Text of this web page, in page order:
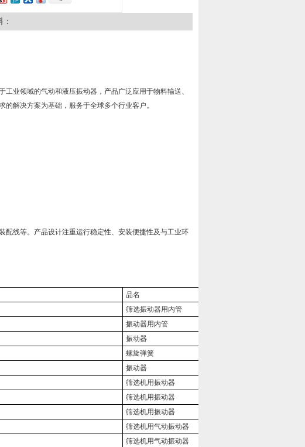
业领域的气动和液压振动器，产品广泛应用于物料输送、
的解决方案为基础，服务于全球多个行业客户。
配线等。产品设计注重运行稳定性、安装便捷性及与工业环
品名
筛选振动器用内管
振动器用内管
振动器
螺旋弹簧
振动器
筛选机用振动器
筛选机用振动器
筛选机用振动器
筛选机用气动振动器
筛选机用气动振动器